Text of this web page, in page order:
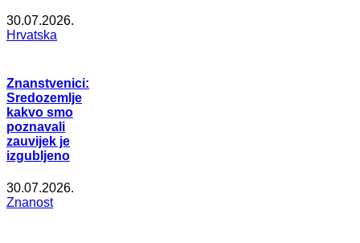
30.07.2026.
Hrvatska
Znanstvenici:
Sredozemlje
kakvo smo
poznavali
zauvijek je
izgubljeno
30.07.2026.
Znanost